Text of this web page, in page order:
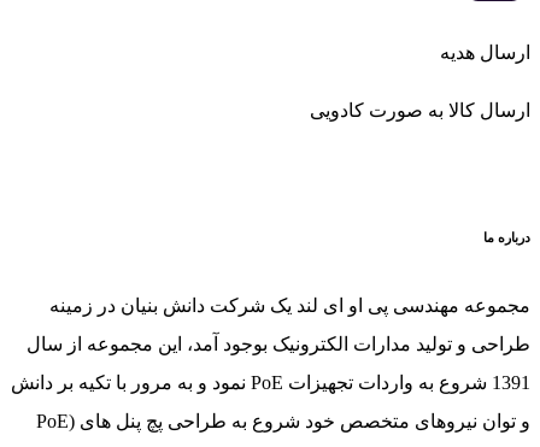
ارسال هدیه
ارسال کالا به صورت کادویی
درباره ما
مجموعه مهندسی پی او ای لند یک شرکت دانش بنیان در زمینه
طراحی و تولید مدارات الکترونیک بوجود آمد، این مجموعه از سال
1391 شروع به واردات تجهیزات PoE نمود و به مرور با تکیه بر دانش
و توان نیروهای متخصص خود شروع به طراحی پچ پنل های (PoE